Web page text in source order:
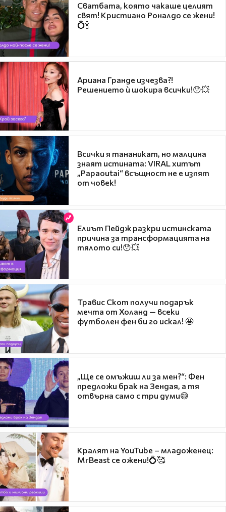
Сватбата, която чакаше целият
свят! Кристиано Роналдо се жени!
💍🍾
Ариана Гранде изчезва?!
Решението ѝ шокира всички!😯💥
Всички я тананикат, но малцина
знаят истината: VIRAL хитът
„Papaoutai“ всъщност не е изпят
от човек!
Елиът Пейдж разкри истинската
причина за трансформацията на
тялото си!😯💥
Травис Скот получи подарък
мечта от Холанд — всеки
футболен фен би го искал! 🤩
„Ще се омъжиш ли за мен?“: Фен
предложи брак на Зендая, а тя
отвърна само с три думи😅
Кралят на YouTube – младоженец:
MrBeast се ожени!💍🥰